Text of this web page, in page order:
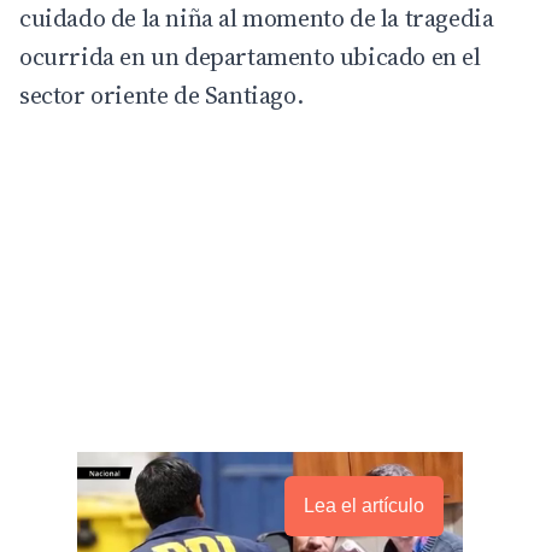
cuidado de la niña al momento de la tragedia
ocurrida en un departamento ubicado en el
sector oriente de Santiago.
Lea el artículo